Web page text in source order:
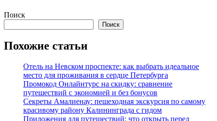
Перейти
содержимому
Поиск
Поиск
Похожие статьи
Отель на Невском проспекте: как выбрать идеальное
место для проживания в сердце Петербурга
Промокод Онлайнтурс на скидку: сравнение
путешествий с экономией и без бонусов
Секреты Амалиенау: пешеходная экскурсия по самому
красивому району Калининграда с гидом
Приложения для путешествий: что открыть перед